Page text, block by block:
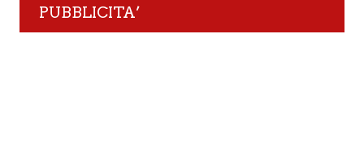
PUBBLICITA’